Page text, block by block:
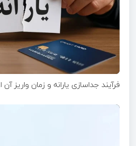
فرآیند جداسازی یارانه و زمان واریز